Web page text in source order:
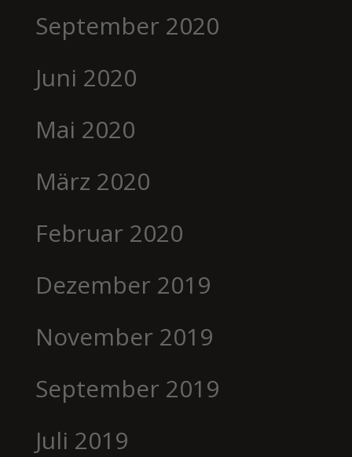
September 2020
Juni 2020
Mai 2020
März 2020
Februar 2020
Dezember 2019
November 2019
September 2019
Juli 2019